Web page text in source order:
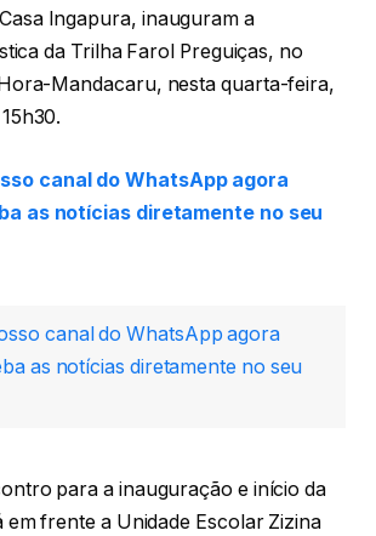
Ingapura, inauguram a
da Trilha Farol Preguiças, no
Mandacaru, nesta quarta-feira,
canal do WhatsApp agora
as notícias diretamente no seu
canal do WhatsApp agora
as notícias diretamente no seu
para a inauguração e início da
em frente a Unidade Escolar Zizina